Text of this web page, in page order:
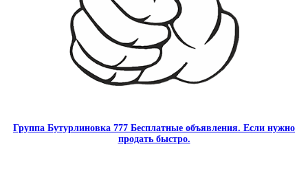
Группа Бутурлиновка 777 Бесплатные объявления. Если нужно
продать быстро.